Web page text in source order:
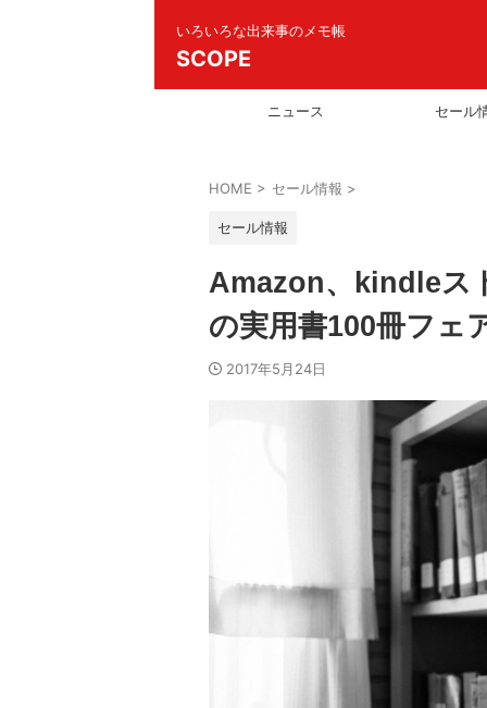
いろいろな出来事のメモ帳
SCOPE
ニュース セール
HOME > セール情報 >
セール情報
Amazon、kindleス
の実用書100冊フェ
2017年5月24日